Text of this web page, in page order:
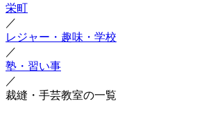
栄町
／
レジャー・趣味・学校
／
塾・習い事
／
裁縫・手芸教室の一覧